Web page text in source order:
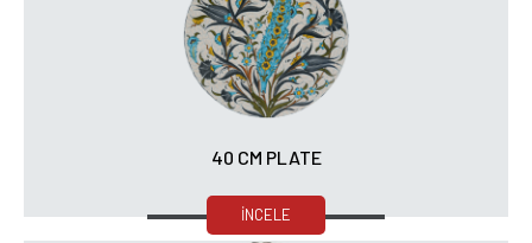
40 CM PLATE
İNCELE